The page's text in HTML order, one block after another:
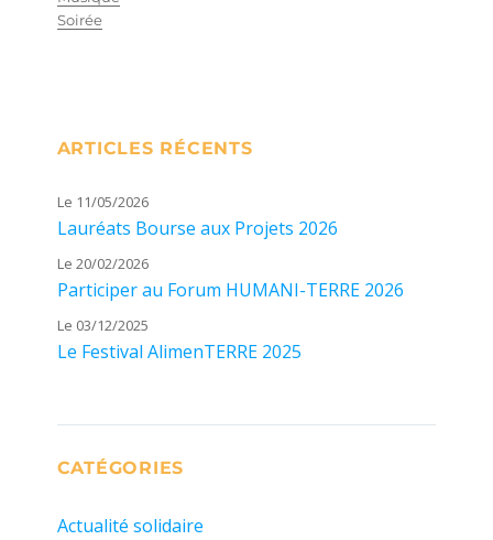
Soirée
ARTICLES RÉCENTS
Le 11/05/2026
Lauréats Bourse aux Projets 2026
Le 20/02/2026
Participer au Forum HUMANI-TERRE 2026
Le 03/12/2025
Le Festival AlimenTERRE 2025
CATÉGORIES
Actualité solidaire